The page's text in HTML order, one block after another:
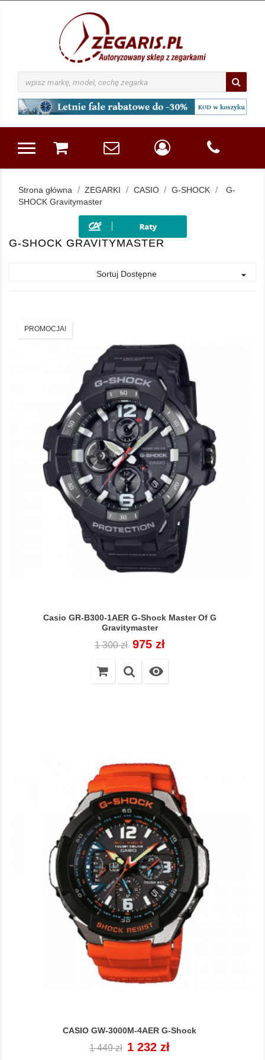
Strona główna ZEGARKI CASIO G-SHOCK
G-
SHOCK Gravitymaster
G-SHOCK GRAVITYMASTER
Sortuj Dostępne 
PROMOCJA!
Casio GR-B300-1AER G-Shock Master Of G
Gravitymaster
Cena
1 300 zł Cena
975 zł

CASIO GW-3000M-4AER G-Shock
Cena
1 449 zł Cena
1 232 zł